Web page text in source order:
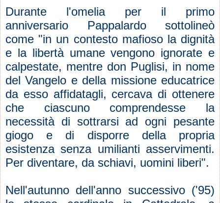
Durante l'omelia per il primo
anniversario Pappalardo sottolineò
come "in un contesto mafioso la dignità
e la libertà umane vengono ignorate e
calpestate, mentre don Puglisi, in nome
del Vangelo e della missione educatrice
da esso affidatagli, cercava di ottenere
che ciascuno comprendesse la
necessità di sottrarsi ad ogni pesante
giogo e di disporre della propria
esistenza senza umilianti asservimenti.
Per diventare, da schiavi, uomini liberi".
Nell'autunno dell'anno successivo ('95)